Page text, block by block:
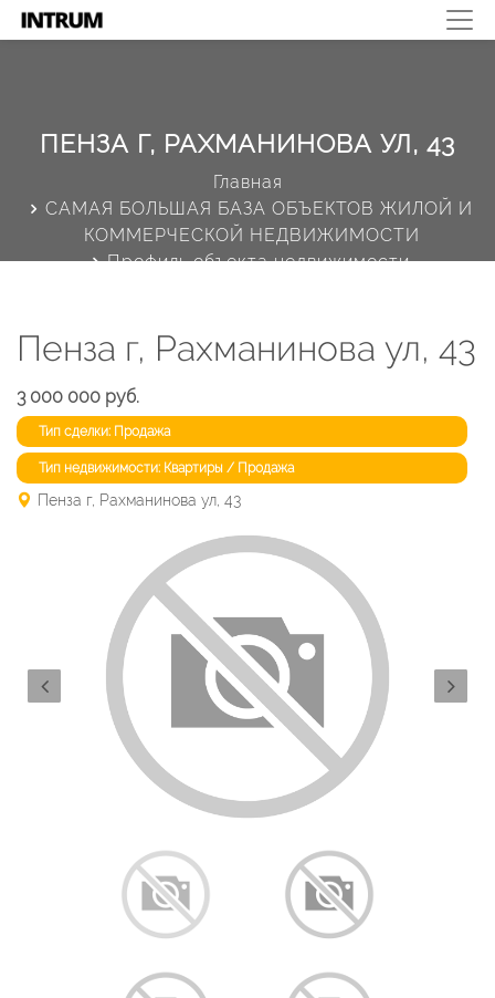
ПЕНЗА Г, РАХМАНИНОВА УЛ, 43
Главная
САМАЯ БОЛЬШАЯ БАЗА ОБЪЕКТОВ ЖИЛОЙ И
КОММЕРЧЕСКОЙ НЕДВИЖИМОСТИ
Профиль объекта недвижимости
Пенза г, Рахманинова ул, 43
3 000 000 руб.
Тип сделки: Продажа
Тип недвижимости: Квартиры / Продажа
Пенза г, Рахманинова ул, 43